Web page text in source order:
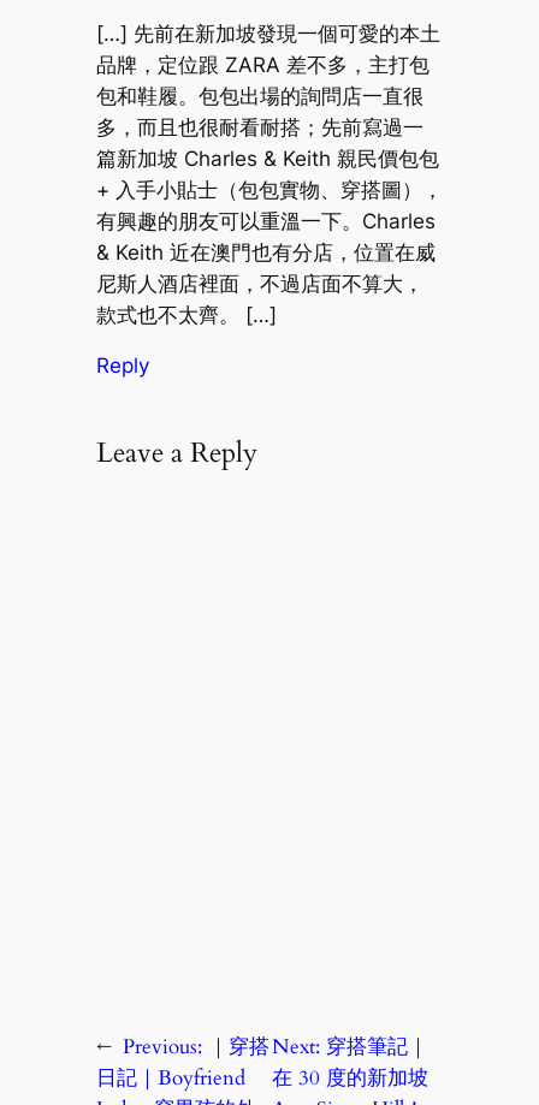
[…] 先前在新加坡發現一個可愛的本土
品牌，定位跟 ZARA 差不多，主打包
包和鞋履。包包出場的詢問店一直很
多，而且也很耐看耐搭；先前寫過一
篇新加坡 Charles & Keith 親民價包包
+ 入手小貼士（包包實物、穿搭圖），
有興趣的朋友可以重溫一下。Charles
& Keith 近在澳門也有分店，位置在威
尼斯人酒店裡面，不過店面不算大，
款式也不太齊。 […]
Reply
Leave a Reply
← Previous: ｜穿搭
日記｜Boyfriend
Next: 穿搭筆記｜
在 30 度的新加坡